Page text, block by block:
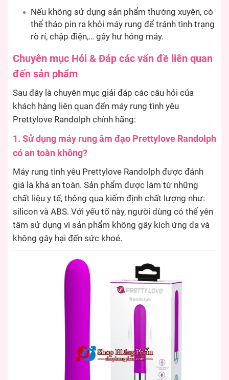
Nếu không sử dụng sản phẩm thường xuyên, có
thể tháo pin ra khỏi máy rung để tránh tình trạng
rò rỉ, chập điện,… gây hư hỏng máy.
Chuyên mục Hỏi & Đáp các vấn đề liên quan
đến sản phẩm
Sau đây là chuyên mục giải đáp các câu hỏi của
khách hàng liên quan đến máy rung tình yêu
Prettylove Randolph chính hãng:
1. Sử dụng máy rung âm đạo Prettylove Randolph
có an toàn không?
Máy rung tình yêu Prettylove Randolph được đánh
giá là khá an toàn. Sản phẩm được làm từ những
chất liệu y tế, thông qua kiểm định chất lượng như:
silicon và ABS. Với yếu tố này, người dùng có thể yên
tâm sử dụng vì sản phẩm không gây kích ứng da và
không gây hại đến sức khoẻ.